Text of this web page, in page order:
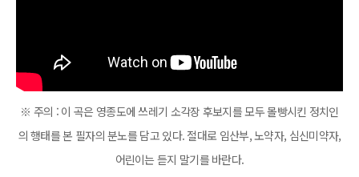
※ 주의 : 이 곡은 영종도에 쓰레기 소각장 후보지를 모두 몰빵시킨 정치인
의 행태를 본 필자의 분노를 담고 있다. 절대로 임산부, 노약자, 심신미약자,
어린이는 듣지 말기를 바란다.